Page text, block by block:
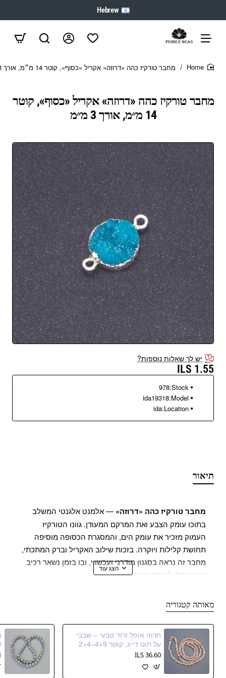
Hebrew
מחבר טורקיז כהה «דרוזה» אקריל «כסוף», קוטר
14 מ״מ, אורך 3 מ״מ
מחבר טורקיז כהה «דרוזה» אקריל «כסוף», קוטר 14 מ״מ, אורך 3 מ״מ
יש לך שאלות נוספות?
1.55 ILS
Stock:
978
Model:
ida19318
Location:
ida
תיאור
מחבר טורקיז כהה «דרוזה» — אלמנט אלגנטי המשלב
בתוכו עומק הצבע ואת המרקם המעודן. גוונו הטורקיז
העמוק מזכיר את עומק הים, והמסגרת הכסופה מוסיפה
תחושת קלילות ויוקרה. בזכות שילוב האקריל וברק המתכתי,
מחבר זה נראה בסגנון מודרני ועכשווי, ובו בזמן נשאר רכיב
אוניברסלי ליצירת תכשיטים.
משטח «דרוזה» בעל מרקם מעניין המדמה היווצרות
במיוחד על עגילים, צמידים או שרשראות. הקוטר 14 מ״מ
והעובי 3 מ״מ עושים את הפריט נוח לעבודה — הוא די
קומפקטי כדי שלא לעמוס על ההרכב, ובו בזמן בולט בזכות
הצבע העמוק.
מאותה קטגוריה
חרוזי אופל ורוד טבעי – שבבי
על חוט דייג, קוטר 9×4–4×2
מ״م, אורך 78 ס״م
36.60 ILS